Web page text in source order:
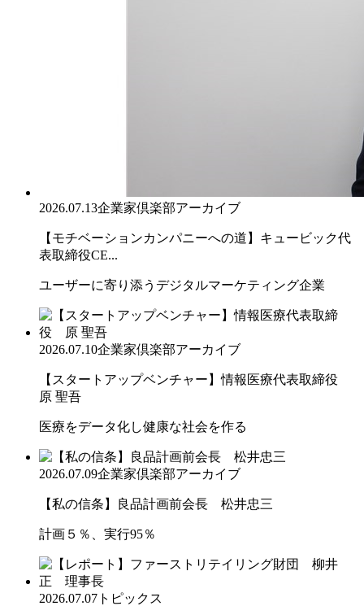
2026.07.13企業家倶楽部アーカイブ
【モチベーションカンパニーへの道】キュービック代
表取締役CE...
ユーザーに寄り添うデジタルマーケティング企業
2026.07.10企業家倶楽部アーカイブ
【スタートアップベンチャー】情報医療代表取締役
原 聖吾
医療をデータ化し健康な社会を作る
2026.07.09企業家倶楽部アーカイブ
【私の信条】良品計画前会長 松井忠三
計画５％、実行95％
2026.07.07 トピックス